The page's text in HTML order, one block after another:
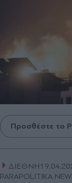
Προσθέστε το
ΔΙΕΘΝΗ
PARAPOLITIKA